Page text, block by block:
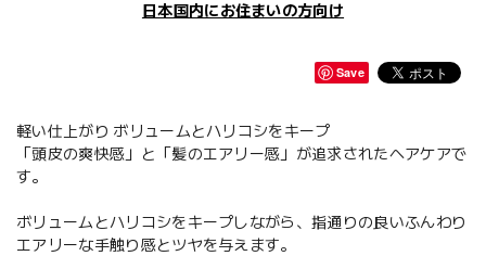
日本国内にお住まいの方向け
Save
軽い仕上がり ボリュームとハリコシをキープ
「頭皮の爽快感」と「髪のエアリー感」が追求されたヘアケアで
す。
ボリュームとハリコシをキープしながら、指通りの良いふんわり
エアリーな手触り感とツヤを与えます。